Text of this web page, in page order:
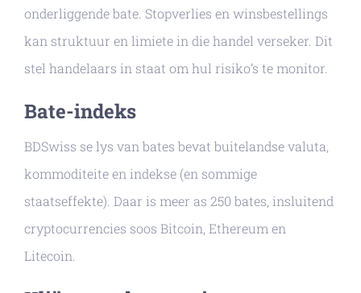
onderliggende bate. Stopverlies en winsbestellings
kan struktuur en limiete in die handel verseker. Dit
stel handelaars in staat om hul risiko’s te monitor.
Bate-indeks
BDSwiss se lys van bates bevat buitelandse valuta,
kommoditeite en indekse (en sommige
staatseffekte). Daar is meer as 250 bates, insluitend
cryptocurrencies soos Bitcoin, Ethereum en
Litecoin.